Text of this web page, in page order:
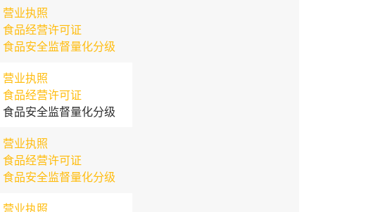
营业执照
食品经营许可证
食品安全监督量化分级
营业执照
食品经营许可证
食品安全监督量化分级
营业执照
食品经营许可证
食品安全监督量化分级
营业执照